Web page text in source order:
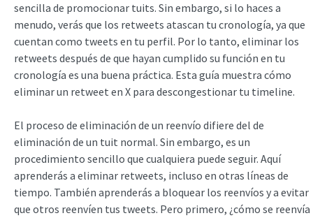
sencilla de promocionar tuits. Sin embargo, si lo haces a
menudo, verás que los retweets atascan tu cronología, ya que
cuentan como tweets en tu perfil. Por lo tanto, eliminar los
retweets después de que hayan cumplido su función en tu
cronología es una buena práctica. Esta guía muestra cómo
eliminar un retweet en X para descongestionar tu timeline.
El proceso de eliminación de un reenvío difiere del de
eliminación de un tuit normal. Sin embargo, es un
procedimiento sencillo que cualquiera puede seguir. Aquí
aprenderás a eliminar retweets, incluso en otras líneas de
tiempo. También aprenderás a bloquear los reenvíos y a evitar
que otros reenvíen tus tweets. Pero primero, ¿cómo se reenvía